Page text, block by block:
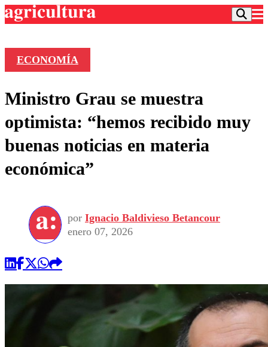
Frecuencias
Agricultura TV
Deportes
Colo Colo
Motor
Torneo Internacional
Torneo Nacional
Entretención
Noticias
Internacional
Nacional
Vida Social
Programas
Comercial
ECONOMÍA
Ministro Grau se muestra
optimista: “hemos recibido muy
buenas noticias en materia
económica”
por Ignacio Baldivieso Betancour
enero 07, 2026